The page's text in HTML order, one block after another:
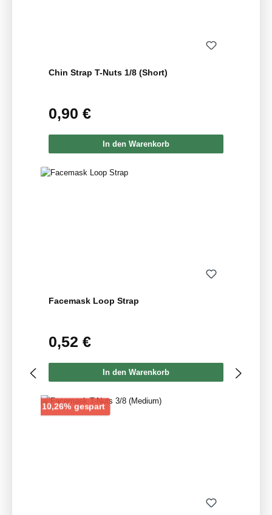
Chin Strap T-Nuts 1/8 (Short)
Regulärer Preis:
0,90 €
In den Warenkorb
Facemask Loop Strap
Regulärer Preis:
0,52 €
In den Warenkorb
10,26% gespartRabatt